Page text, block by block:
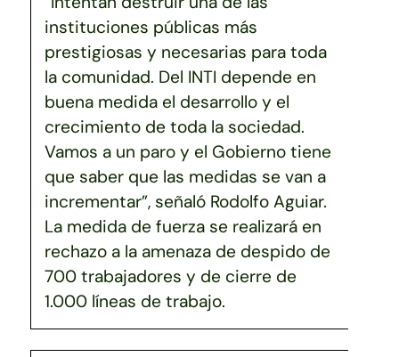
instituciones públicas más
prestigiosas y necesarias para toda
la comunidad. Del INTI depende en
buena medida el desarrollo y el
crecimiento de toda la sociedad.
Vamos a un paro y el Gobierno tiene
que saber que las medidas se van a
incrementar”, señaló Rodolfo Aguiar.
La medida de fuerza se realizará en
rechazo a la amenaza de despido de
700 trabajadores y de cierre de
1.000 líneas de trabajo.